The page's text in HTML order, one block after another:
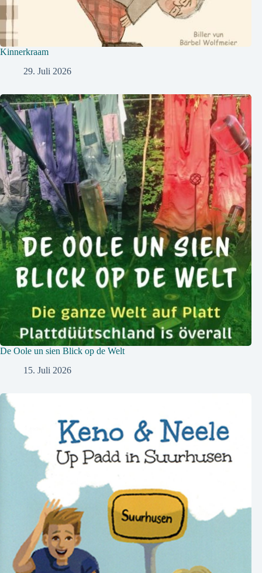
Kinnerkraam
29. Juli 2026
De Oole un sien Blick op de Welt
15. Juli 2026